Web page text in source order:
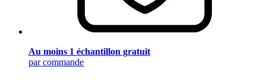
Au moins 1 échantillon gratuit
par commande